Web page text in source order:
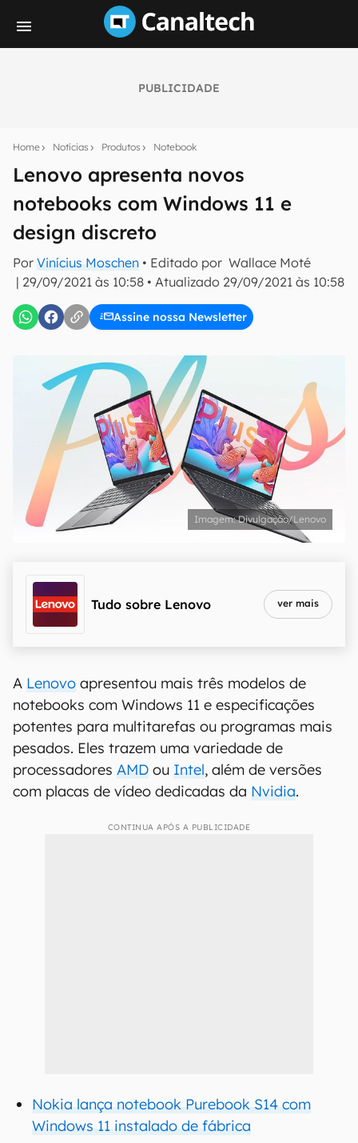
PUBLICIDADE
Home Notícias Produtos Notebook
Lenovo apresenta novos
notebooks com Windows 11 e
design discreto
Por Vinícius Moschen • Editado por Wallace Moté
| 29/09/2021 às 10:58 • Atualizado 29/09/2021 às 10:58
Assine nossa Newsletter
notícias e reviews sobre tecnologia em primeira
E-mail
inscreva-se
Confirmo que li, aceito e concordo com os Termos de
Uso e Política de Privacidade do Canaltech.
Divulgação/Lenovo
Tudo sobre Lenovo ver mais
A Lenovo apresentou mais três modelos de
notebooks com Windows 11 e especificações
potentes para multitarefas ou programas mais
pesados. Eles trazem uma variedade de
processadores AMD ou Intel, além de versões
com placas de vídeo dedicadas da Nvidia.
CONTINUA APÓS A PUBLICIDADE
Nokia lança notebook Purebook S14 com
Windows 11 instalado de fábrica